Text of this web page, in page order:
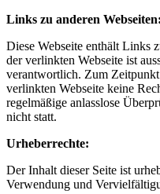
Links zu anderen Webseiten:
Diese Webseite enthält Links
der verlinkten Webseite ist
verantwortlich. Zum
verlinkten Webseite keine
regelmäßige anlasslose
nicht statt.
Urheberrechte:
Der Inhalt dieser Seite ist
Verwendung und